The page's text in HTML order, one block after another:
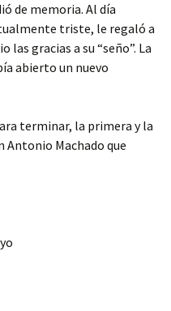
de memoria. Al día
triste, le regaló a
las gracias a su “seño”. La
abierto un nuevo
terminar, la primera y la
Machado que